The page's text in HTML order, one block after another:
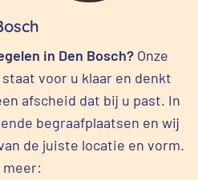
in Den Bosch? Onze
voor u klaar en denkt
afscheid dat bij u past. In
begraafplaatsen en wij
de juiste locatie en vorm.